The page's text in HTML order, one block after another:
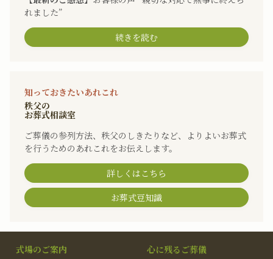
れました”
続きを読む
知っておきたいあれこれ
秩父の
お葬式相談室
ご葬儀の参列方法、秩父のしきたりなど、よりよいお葬式
を行うためのあれこれをお伝えします。
詳しくはこちら
お葬式豆知識
式場のご案内
心に残るご葬儀